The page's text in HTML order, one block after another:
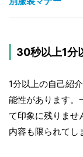
30秒以上1分
1分以上の自己紹
能性があります。
て印象に残りませ
内容も限られてし